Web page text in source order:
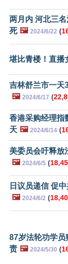
两月内 河北三
死 🖼️ 2024/6/22 (
堪比青楼！直播
吉林舒兰市一天
🖼️ 2024/6/17 (
香港采购经理指
天 🖼️ 2024/6/14 (
美委员会吁释放
🖼️ 2024/6/5 (
日议员递信 促
🖼️ 2024/6/2 (
87岁法轮功学员
责 🖼️ 2024/5/30 (